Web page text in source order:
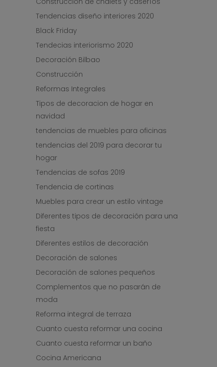
Tendencias diseño interiores 2020
Black Friday
Tendecias interiorismo 2020
Decoración Bilbao
Construcción
Reformas Integrales
Tipos de decoracion de hogar en
navidad
tendencias de muebles para oficinas
tendencias del 2019 para decorar tu
hogar
Tendencias de sofas 2019
Tendencia de cortinas
Muebles para crear un estilo vintage
Diferentes tipos de decoración para una
fiesta
Diferentes estilos de decoración
Decoración de salones
Decoración de salones pequeños
Complementos que no pasarán de
moda
Reforma integral de terraza
Cuanto cuesta reformar una cocina
Cuanto cuesta reformar un baño
Cocina Americana